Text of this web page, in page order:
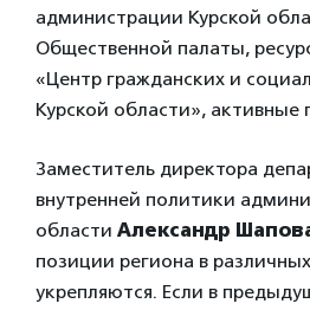
администрации Курской
Общественной палаты,
«Центр гражданских и
Курской области»,
Заместитель директора
внутренней политики
области Александр
позиции региона в
укрепляются. Если в